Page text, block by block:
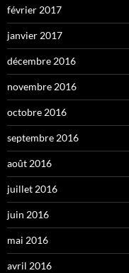
février 2017
janvier 2017
décembre 2016
novembre 2016
octobre 2016
septembre 2016
août 2016
juillet 2016
juin 2016
mai 2016
avril 2016